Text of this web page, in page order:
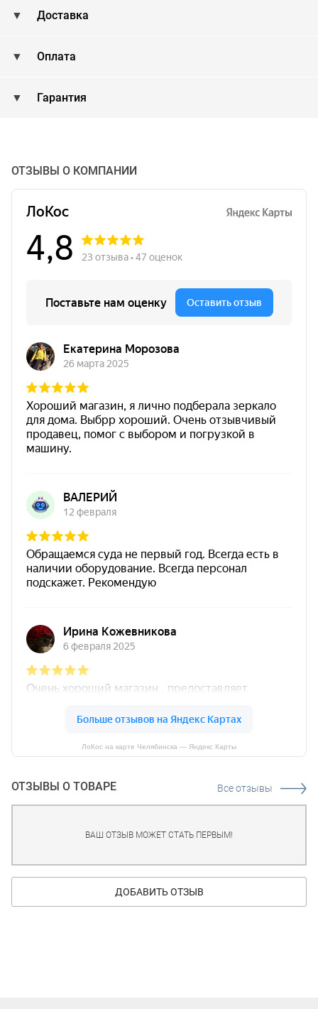
Доставка
Оплата
Гарантия
ОТЗЫВЫ О КОМПАНИИ
ЛоКос на карте Челябинска — Яндекс Карты
ОТЗЫВЫ О ТОВАРЕ Все отзывы
ВАШ ОТЗЫВ МОЖЕТ СТАТЬ ПЕРВЫМ!
ДОБАВИТЬ ОТЗЫВ